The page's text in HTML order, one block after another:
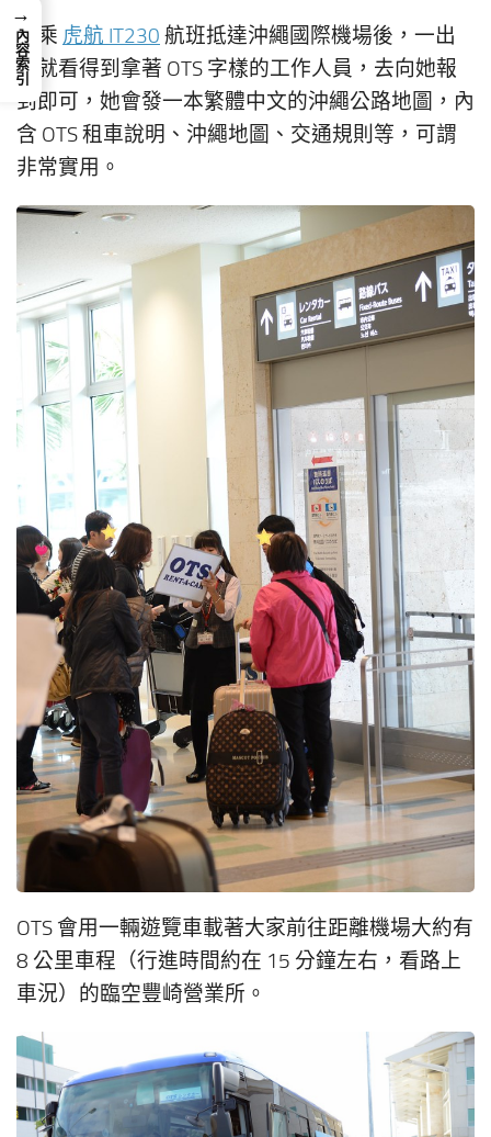
搭乘 虎航 IT230 航班抵達沖繩國際機場後，一出
來就看得到拿著 OTS 字樣的工作人員，去向她報
到即可，她會發一本繁體中文的沖繩公路地圖，內
含 OTS 租車說明、沖繩地圖、交通規則等，可謂
非常實用。
OTS 會用一輛遊覽車載著大家前往距離機場大約有
8 公里車程（行進時間約在 15 分鐘左右，看路上
車況）的臨空豐崎營業所。
→
內容索引